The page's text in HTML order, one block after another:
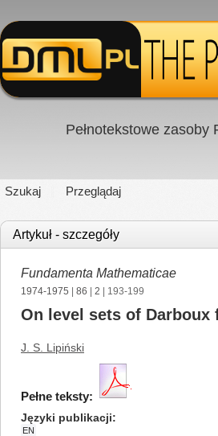
Pełnotekstowe
Szukaj Przeglądaj
Artykuł - szczegóły
Fundamenta Mathematicae
1974-1975 86 2 | 193-199
On level sets of Darboux
J. S. Lipiński
Pełne teksty:
Języki publikacji
EN